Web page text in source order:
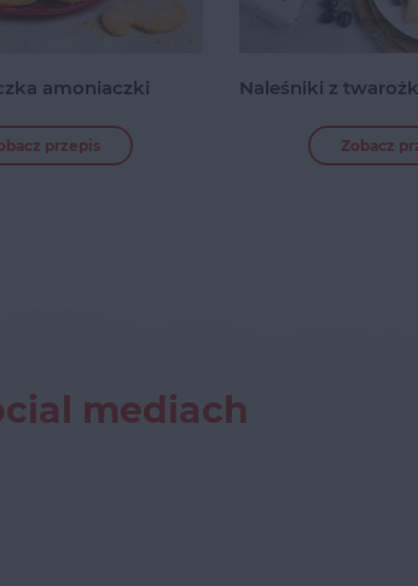
amoniaczki
przepis
Naleśniki z
Zobacz
mediach